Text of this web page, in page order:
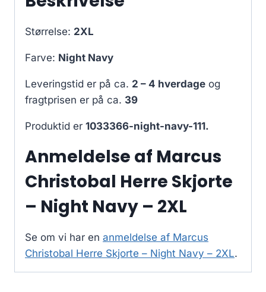
Størrelse: 2XL
Farve: Night Navy
Leveringstid er på ca. 2 – 4 hverdage og
fragtprisen er på ca. 39
Produktid er 1033366-night-navy-111.
Anmeldelse af Marcus
Christobal Herre Skjorte
– Night Navy – 2XL
Se om vi har en anmeldelse af Marcus
Christobal Herre Skjorte – Night Navy – 2XL.